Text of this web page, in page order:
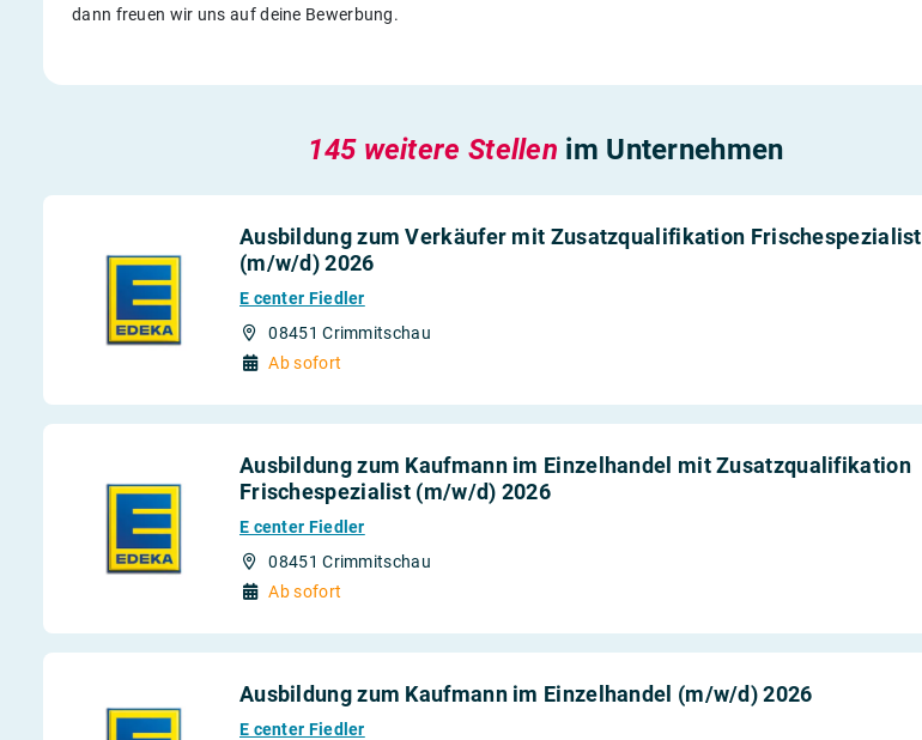
dann freuen wir uns auf deine Bewerbung.
145 weitere Stellen im Unternehmen
Ausbildung zum Verkäufer mit Zusatzqualifikation Frischespezialist
(m/w/d) 2026
E center Fiedler
08451 Crimmitschau
Ab sofort
Ausbildung zum Kaufmann im Einzelhandel mit Zusatzqualifikation
Frischespezialist (m/w/d) 2026
E center Fiedler
08451 Crimmitschau
Ab sofort
Ausbildung zum Kaufmann im Einzelhandel (m/w/d) 2026
E center Fiedler